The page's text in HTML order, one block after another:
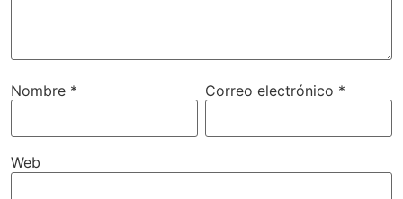
Nombre * Correo electrónico *
Web